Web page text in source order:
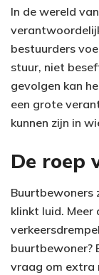
In de wereld
bestuurders
stuur, niet
gevolgen kan
een grote
kunnen zijn in
De roep
Buurtbewoners
klinkt luid. Meer
buurtbewoner?
vraag om extra